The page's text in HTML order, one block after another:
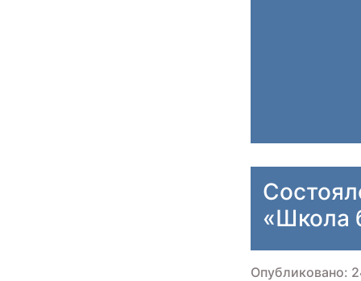
«Школа
Опубликовано: